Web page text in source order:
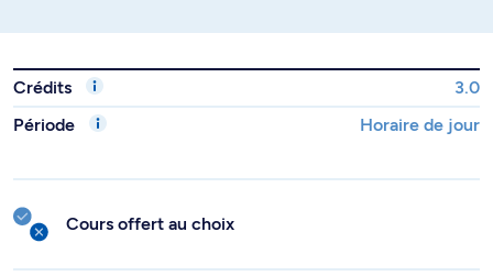
Crédits
3.0
Période
Horaire de jour
Cours offert au choix